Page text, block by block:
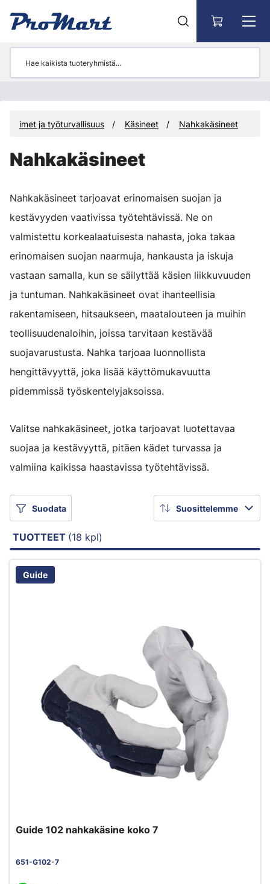
ja työturvallisuus Käsineet Nahkakäsineet
Nahkakäsineet
Nahkakäsineet tarjoavat erinomaisen suojan ja
kestävyyden vaativissa työtehtävissä. Ne on
valmistettu korkealaatuisesta nahasta, joka takaa
erinomaisen suojan naarmuja, hankausta ja iskuja
vastaan samalla, kun se säilyttää käsien liikkuvuuden
ja tuntuman. Nahkakäsineet ovat ihanteellisia
rakentamiseen, hitsaukseen, maatalouteen ja muihin
teollisuudenaloihin, joissa tarvitaan kestävää
suojavarustusta. Nahka tarjoaa luonnollista
hengittävyyttä, joka lisää käyttömukavuutta
pidemmissä työskentelyjaksoissa.
Valitse nahkakäsineet, jotka tarjoavat luotettavaa
suojaa ja kestävyyttä, pitäen kädet turvassa ja
valmiina kaikissa haastavissa työtehtävissä.
Suodata Suosittelemme
TUOTTEET (18 kpl)
Guide
Guide 102 nahkakäsine koko 7
651-G102-7